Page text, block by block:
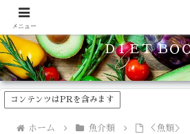
食品のカロリーや糖質などの栄養素がわ
ＤＩＥＴ ＢＯ
コンテンツはPRを含みます
ホーム 魚介類
＜魚類＞
メニュー